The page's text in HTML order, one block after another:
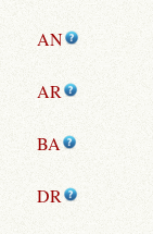
AN
AR
BA
DR